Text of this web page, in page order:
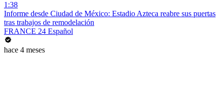
1:38
Informe desde Ciudad de México: Estadio Azteca reabre sus puertas
tras trabajos de remodelación
FRANCE 24 Español
hace 4 meses